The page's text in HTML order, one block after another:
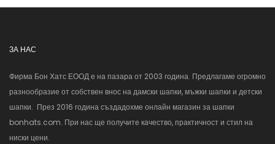
ЗА НАС
Фирма Бон Хатс ЕООД е на пазара от 2003 година. Предлагаме огромно
разнообразие от собствен внос на дамски шапки, мъжки шапки и детски
шапки. През 2016 година създадохме онлайн магазин за шапки
bonhats.com. При нас ще получите качество, практичност и стил на
ниски цени.